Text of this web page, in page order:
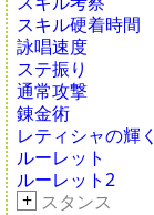
スキル硬着時間
詠唱速度
ステ振り
通常攻撃
錬金術
レティシャの輝
ルーレット
ルーレット2
+ スタンス